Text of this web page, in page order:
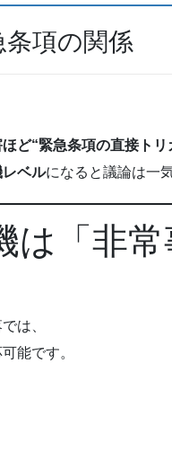
項の関係
ど“緊急条項の直接トリ
ベルになると議論は一
「非常
は、
能です。